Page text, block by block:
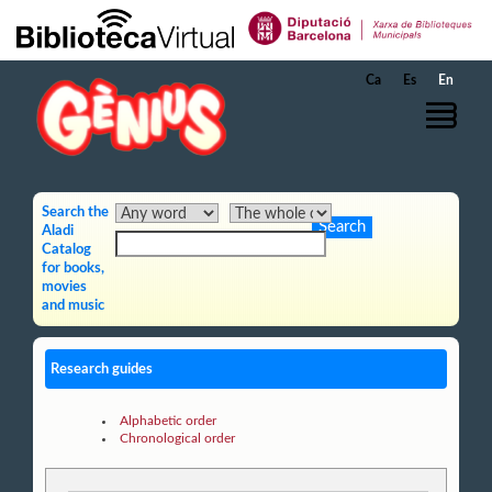
Skip to Main Content
Ca Es En
Search the
Aladi
Catalog
for books,
movies
and music
Research guides
Alphabetic order
Chronological order